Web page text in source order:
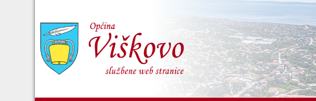
Skoči
glavni
sadržaj